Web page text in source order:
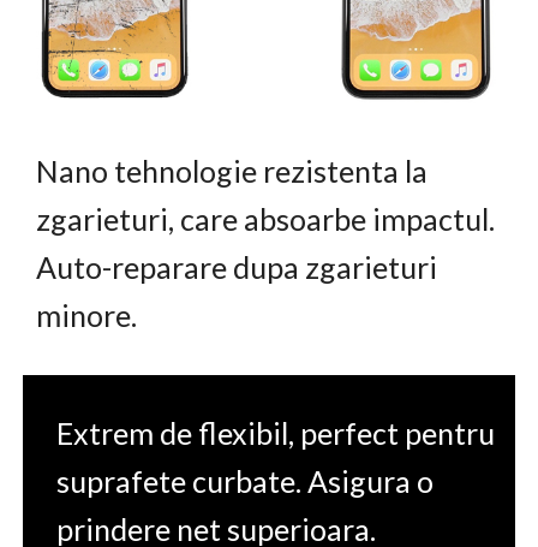
Nano tehnologie rezistenta la
zgarieturi, care absoarbe impactul.
Auto-reparare dupa zgarieturi
minore.
Extrem de flexibil, perfect pentru
suprafete curbate. Asigura o
prindere net superioara.